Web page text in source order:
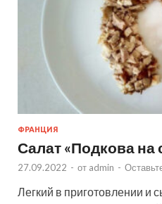
ФРАНЦИЯ
Салат «Подкова на
27.09.2022 - от admin -
Легкий в приготовлении и